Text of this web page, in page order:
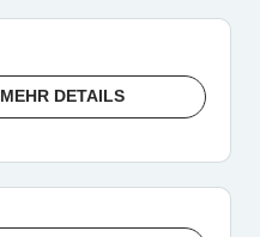
MEHR DETAILS